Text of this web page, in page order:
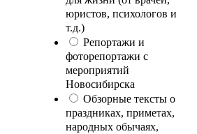
юристов, психологов и
т.д.)
Репортажи и
фоторепортажи с
мероприятий
Новосибирска
Обзорные тексты о
праздниках, приметах,
народных обычаях,